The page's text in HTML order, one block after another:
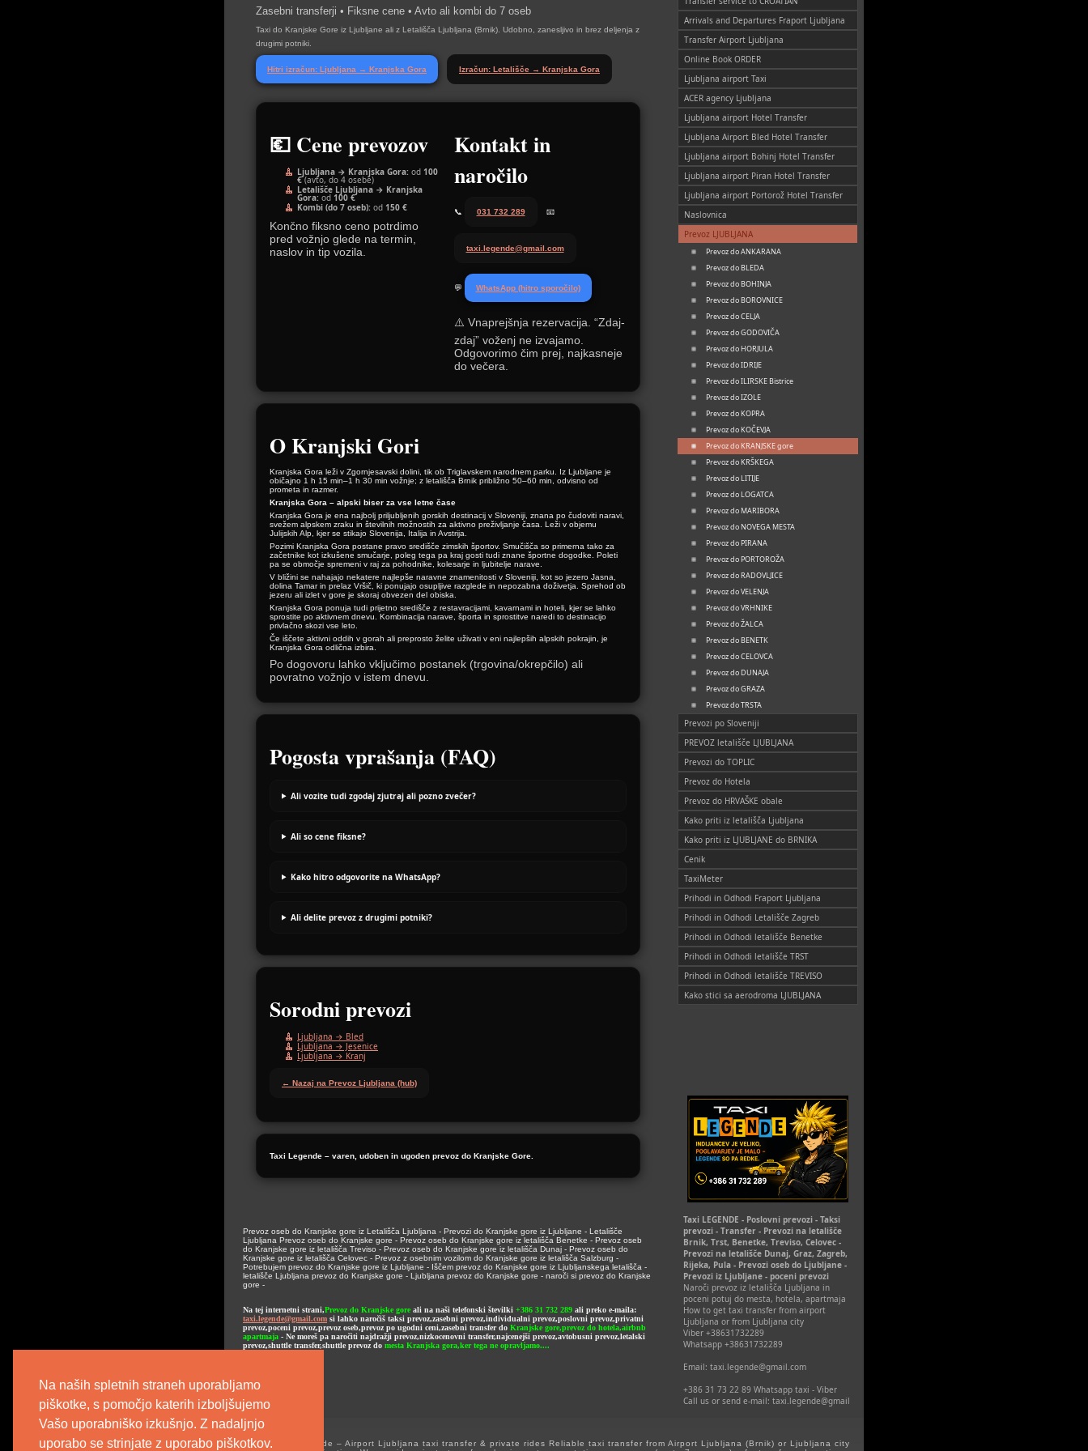
Na naših spletnih straneh uporabljamo
piškotke, s pomočjo katerih izboljšujemo
Vašo uporabniško izkušnjo. Z nadaljnjo
uporabo se strinjate z uporabo piškotkov.
Zasebni transferji • Fiksne cene • Avto ali kombi do 7 oseb
Taxi do Kranjske Gore iz Ljubljane ali z Letališča Ljubljana (Brnik). Udobno, zanesljivo in brez deljenja z
drugimi potniki.
Hitri izračun: Ljubljana → Kranjska Gora Izračun: Letališče → Kranjska Gora
💶 Cene prevozov
Ljubljana → Kranjska Gora: od 100
€(avto, do 4 osebe)
Letališče Ljubljana → Kranjska
Gora: od 100 €
Kombi (do 7 oseb): od 150 €
Končno fiksno ceno potrdimo
pred vožnjo glede na termin,
naslov in tip vozila.
Kontakt in
naročilo
📞 031 732 289 📧
taxi.legende@gmail.com
💬 WhatsApp (hitro sporočilo)
⚠️ Vnaprejšnja rezervacija. “Zdaj-
zdaj” voženj ne izvajamo.
Odgovorimo čim prej, najkasneje
do večera.
O Kranjski Gori
Kranjska Gora leži v Zgornjesavski dolini, tik ob Triglavskem narodnem parku. Iz Ljubljane je
običajno 1 h 15 min–1 h 30 min vožnje; z letališča Brnik približno 50–60 min, odvisno od
prometa in razmer.
Kranjska Gora – alpski biser za vse letne čase
Kranjska Gora je ena najbolj priljubljenih gorskih destinacij v Sloveniji, znana po čudoviti naravi,
svežem alpskem zraku in številnih možnostih za aktivno preživljanje časa. Leži v objemu
Julijskih Alp, kjer se stikajo Slovenija, Italija in Avstrija.
Pozimi Kranjska Gora postane pravo središče zimskih športov. Smučišča so primerna tako za
začetnike kot izkušene smučarje, poleg tega pa kraj gosti tudi znane športne dogodke. Poleti
pa se območje spremeni v raj za pohodnike, kolesarje in ljubitelje narave.
V bližini se nahajajo nekatere najlepše naravne znamenitosti v Sloveniji, kot so jezero Jasna,
dolina Tamar in prelaz Vršič, ki ponujajo osupljive razglede in nepozabna doživetja. Sprehod ob
jezeru ali izlet v gore je skoraj obvezen del obiska.
Kranjska Gora ponuja tudi prijetno središče z restavracijami, kavarnami in hoteli, kjer se lahko
sprostite po aktivnem dnevu. Kombinacija narave, športa in sprostitve naredi to destinacijo
privlačno skozi vse leto.
Če iščete aktivni oddih v gorah ali preprosto želite uživati v eni najlepših alpskih pokrajin, je
Kranjska Gora odlična izbira.
Po dogovoru lahko vključimo postanek (trgovina/okrepčilo) ali
povratno vožnjo v istem dnevu.
Pogosta vprašanja (FAQ)
Ali vozite tudi zgodaj zjutraj ali pozno zvečer?
Ali so cene fiksne?
Kako hitro odgovorite na WhatsApp?
Ali delite prevoz z drugimi potniki?
Sorodni prevozi
Ljubljana → Bled
Ljubljana → Jesenice
Ljubljana → Kranj
← Nazaj na Prevoz Ljubljana (hub)
Taxi Legende – varen, udoben in ugoden prevoz do Kranjske Gore.
Prevoz oseb do Kranjske gore iz Letališča Ljubljana - Prevozi do Kranjske gore iz Ljubljane - Letališče
Ljubljana Prevoz oseb do Kranjske gore - Prevoz oseb do Kranjske gore iz letališča Benetke - Prevoz oseb
do Kranjske gore iz letališča Treviso - Prevoz oseb do Kranjske gore iz letališča Dunaj - Prevoz oseb do
Kranjske gore iz letališča Celovec - Prevoz z osebnim vozilom do Kranjske gore iz letališča Salzburg -
Potrebujem prevoz do Kranjske gore iz Ljubljane - Iščem prevoz do Kranjske gore iz Ljubljanskega letališča -
letališče Ljubljana prevoz do Kranjske gore - Ljubljana prevoz do Kranjske gore - naroči si prevoz do Kranjske
gore -
Na tej internetni strani,Prevoz do Kranjske gore ali na naši telefonski številki +386 31 732 289 ali preko e-maila:
taxi.legende@gmail.com si lahko naročiš taksi prevoz,zasebni prevoz,individualni prevoz,poslovni prevoz,privatni
prevoz,poceni prevoz,prevoz oseb,prevoz po ugodni ceni,zasebni transfer do Kranjske gore,prevoz do hotela,airbnb
apartmaja - Ne moreš pa naročiti najdražji prevoz,nizkocenovni transfer,najcenejši prevoz,avtobusni prevoz,letalski
prevoz,shuttle transfer,shuttle prevoz do mesta Kranjska gora,ker tega ne opravljamo....
Arrivals and Departures Fraport Ljubljana
Transfer Airport Ljubljana
Online Book ORDER
Ljubljana airport Taxi
ACER agency Ljubljana
Ljubljana airport Hotel Transfer
Ljubljana Airport Bled Hotel Transfer
Ljubljana airport Bohinj Hotel Transfer
Ljubljana airport Piran Hotel Transfer
Ljubljana airport Portorož Hotel Transfer
Naslovnica
Prevoz LJUBLJANA
Prevoz do ANKARANA
Prevoz do BLEDA
Prevoz do BOHINJA
Prevoz do BOROVNICE
Prevoz do CELJA
Prevoz do GODOVIČA
Prevoz do HORJULA
Prevoz do IDRIJE
Prevoz do ILIRSKE Bistrice
Prevoz do IZOLE
Prevoz do KOPRA
Prevoz do KOČEVJA
Prevoz do KRANJSKE gore
Prevoz do KRŠKEGA
Prevoz do LITIJE
Prevoz do LOGATCA
Prevoz do MARIBORA
Prevoz do NOVEGA MESTA
Prevoz do PIRANA
Prevoz do PORTOROŽA
Prevoz do RADOVLJICE
Prevoz do VELENJA
Prevoz do VRHNIKE
Prevoz do ŽALCA
Prevoz do BENETK
Prevoz do CELOVCA
Prevoz do DUNAJA
Prevoz do GRAZA
Prevoz do TRSTA
Prevozi po Sloveniji
PREVOZ letališče LJUBLJANA
Prevozi do TOPLIC
Prevoz do Hotela
Prevoz do HRVAŠKE obale
Kako priti iz letališča Ljubljana
Kako priti iz LJUBLJANE do BRNIKA
Cenik
TaxiMeter
Prihodi in Odhodi Fraport Ljubljana
Prihodi in Odhodi Letališče Zagreb
Prihodi in Odhodi letališče Benetke
Prihodi in Odhodi letališče TRST
Prihodi in Odhodi letališče TREVISO
Kako stici sa aerodroma LJUBLJANA
Taxi LEGENDE - Poslovni prevozi - Taksi
prevozi - Transfer - Prevozi na letališče
Brnik, Trst, Benetke, Treviso, Celovec -
Prevozi na letališče Dunaj, Graz, Zagreb,
Rijeka, Pula - Prevozi oseb do Ljubljane -
Prevozi iz Ljubljane - poceni prevozi
Naroči prevoz iz letališča Ljubljana in
poceni potuj do mesta, hotela, apartmaja
How to get taxi transfer from airport
Ljubljana or from Ljubljana city
Viber +38631732289
Whatsapp +38631732289
Email: taxi.legende@gmail.com
+386 31 73 22 89 Whatsapp taxi - Viber
Call us or send e-mail: taxi.legende@gmail
©Taxi Legende – Airport Ljubljana taxi transfer & private rides Reliable taxi transfer from Airport Ljubljana (Brnik) or Ljubljana city